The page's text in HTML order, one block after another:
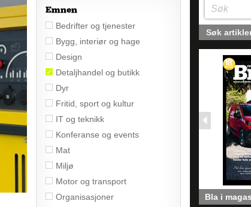
Emnen
Bedrifter og tjenester
Bygg, interiør og hage
Design
Detaljhandel og butikk
Dyr
Fritid, sport og kultur
IT og teknikk
Konferanse og events
Mat
Miljø
Motor og transport
Organisasjoner
Søk
Bla i